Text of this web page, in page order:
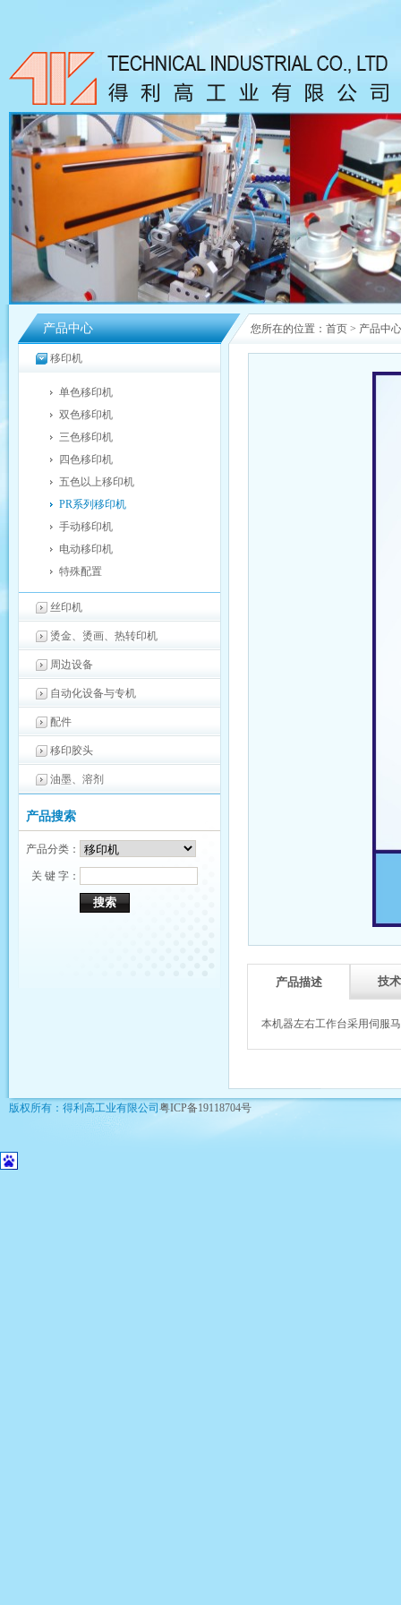
产品中心
移印机
单色移印机
双色移印机
三色移印机
四色移印机
五色以上移印机
PR系列移印机
手动移印机
电动移印机
特殊配置
丝印机
烫金、烫画、热转印机
周边设备
自动化设备与专机
配件
移印胶头
油墨、溶剂
产品搜索
产品分类：
关 键 字：
您所在的位置： 首页 > 产品中心
产品描述 技
本机器左右工作台采用伺服
版权所有：得利高工业有限公司 粤ICP备19118704号